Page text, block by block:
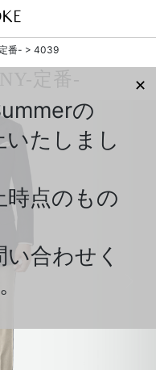
番- > 4039
✕
の
たしまし
時点のもの
合わせく